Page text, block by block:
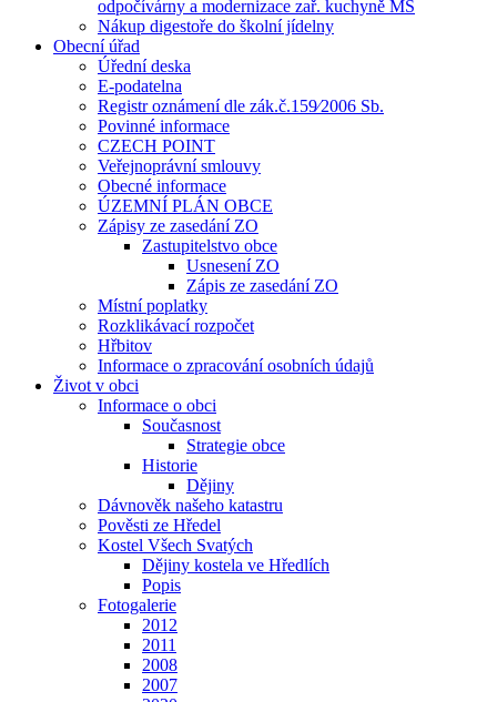
odpočívárny a modernizace zař. kuchyně MŠ
Nákup digestoře do školní jídelny
Obecní úřad
Úřední deska
E-podatelna
Registr oznámení dle zák.č.159⁄2006 Sb.
Povinné informace
CZECH POINT
Veřejnoprávní smlouvy
Obecné informace
ÚZEMNÍ PLÁN OBCE
Zápisy ze zasedání ZO
Zastupitelstvo obce
Usnesení ZO
Zápis ze zasedání ZO
Místní poplatky
Rozklikávací rozpočet
Hřbitov
Informace o zpracování osobních údajů
Život v obci
Informace o obci
Současnost
Strategie obce
Historie
Dějiny
Dávnověk našeho katastru
Pověsti ze Hředel
Kostel Všech Svatých
Dějiny kostela ve Hředlích
Popis
Fotogalerie
2012
2011
2008
2007